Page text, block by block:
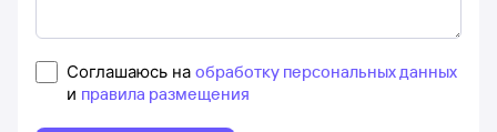
Соглашаюсь на обработку персональных данных
и правила размещения